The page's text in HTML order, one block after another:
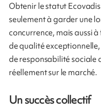
Obtenir le statut
seulement à garder une
concurrence, mais aussi
de qualité
de responsabilité sociale
réellement sur le marché.
Un succès collectif